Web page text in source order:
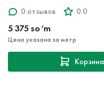
0 отзывов
0.0
5 375 so‘m
Цена указана за метр
Корзина